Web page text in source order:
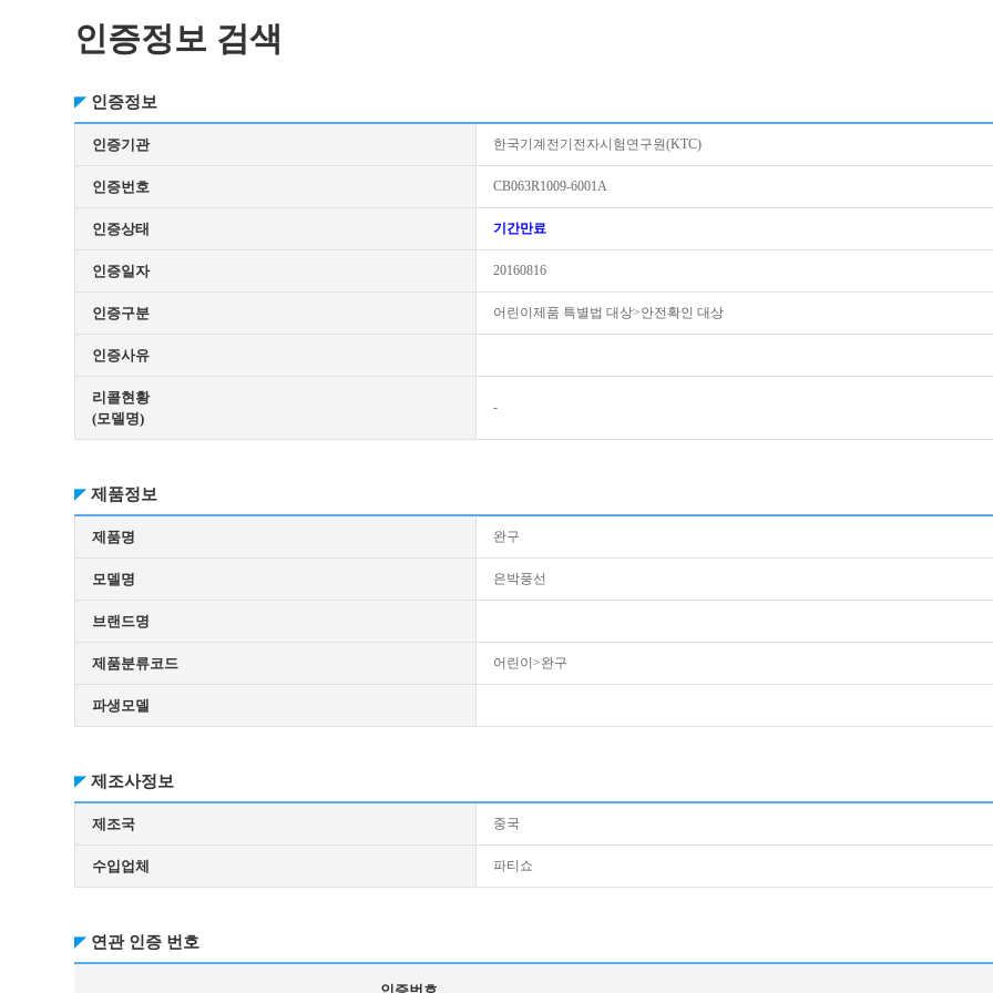
인증정보 검색
인증정보
인증기관 한국기계전기전자시험연구원(KTC)
인증번호 CB063R1009-6001A
인증상태 기간만료
인증일자 20160816
인증구분 어린이제품 특별법 대상>안전확인 대상
인증사유
리콜현황
(모델명)
-
제품정보
제품명 완구
모델명 은박풍선
브랜드명
제품분류코드 어린이>완구
파생모델
제조사정보
제조국 중국
수입업체 파티쇼
연관 인증 번호